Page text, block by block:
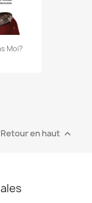
Moi?
Retour en haut 